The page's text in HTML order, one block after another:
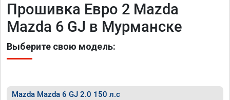
Прошивка Евро 2 Mazda
Mazda 6 GJ в Мурманске
Выберите свою модель:
Mazda Mazda 6 GJ 2.0 150 л.с